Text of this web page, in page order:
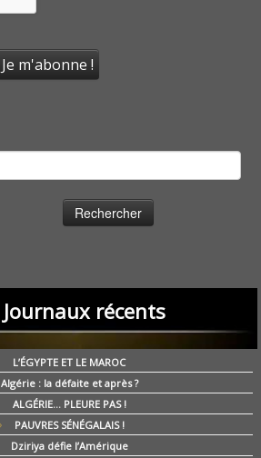
Journaux récents
L’ÉGYPTE ET LE MAROC
Algérie : la défaite et après ?
ALGÉRIE… PLEURE PAS !
PAUVRES SÉNÉGALAIS !
Dziriya défie l’Amérique